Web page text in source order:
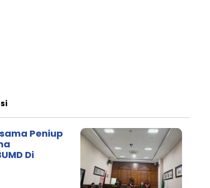
Peniup
Di